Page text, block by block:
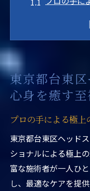
五感を刺激
ュ
施術後のア
駅近くの台東区
ーションの魅力
個室空間で
都会の喧騒
リラクゼー
東京都台東
心身を癒す
プロの手による極上
東京都台東区ヘッド
ショナルによる極上
富な施術者が一人ひ
し、最適なケアを提